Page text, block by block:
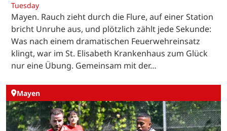
Tuesday
Mayen. Rauch zieht durch die Flure, auf einer Station
bricht Unruhe aus, und plötzlich zählt jede Sekunde:
Was nach einem dramatischen Feuerwehreinsatz
klingt, war im St. Elisabeth Krankenhaus zum Glück
nur eine Übung. Gemeinsam mit der…
Mayen